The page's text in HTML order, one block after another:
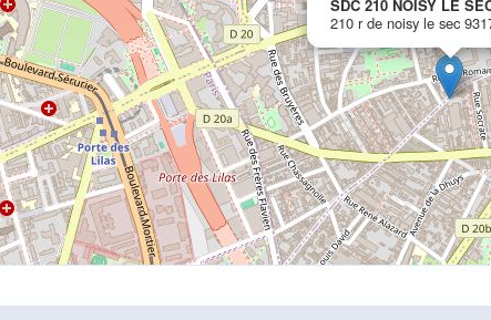
www.vme.plus/AB4993507
SDC 210 NOISY LE SEC
210 r de noisy le sec93170 Bagnolet
SDC 210 NOISY LE
210 r de noisy le sec